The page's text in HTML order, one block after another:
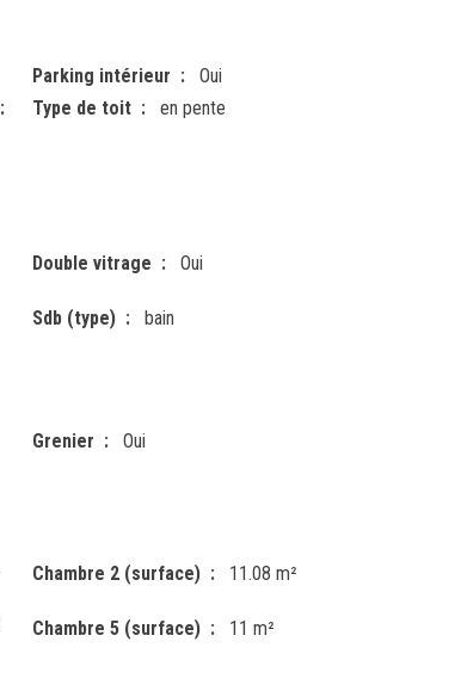
Parking intérieur
Oui
Type de toit en pente
Double vitrage Oui
Sdb (type) bain
Grenier
Oui
Chambre 2 (surface) 11.08 m²
Chambre 5 (surface)
11 m²